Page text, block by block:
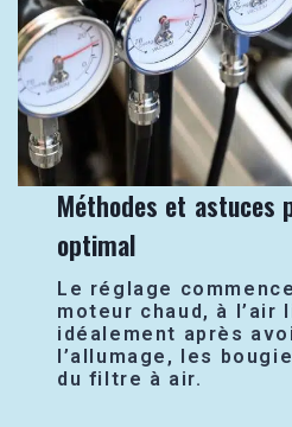
Méthodes et astuces
optimal
Le réglage
moteur chaud, à l’air
idéalement après
l’allumage, les
du filtre à air.